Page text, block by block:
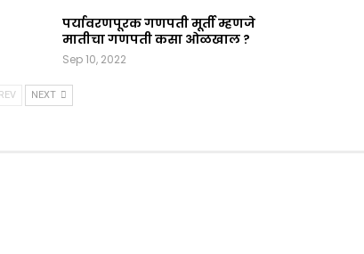
पर्यावरणपूरक गणपती मूर्ती म्हणजे
मातीचा गणपती कसा ओळखाल ?
Sep 10, 2022
NEXT